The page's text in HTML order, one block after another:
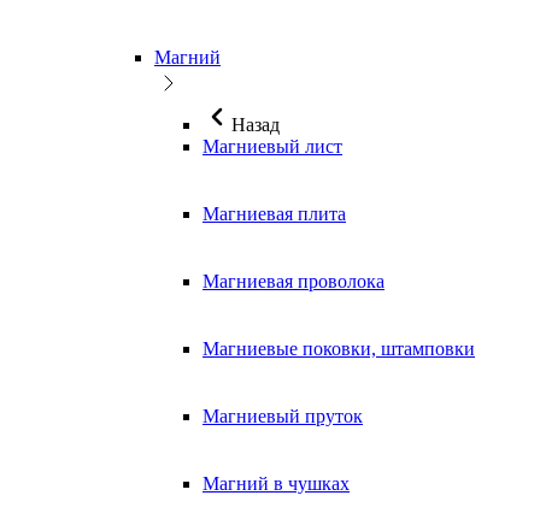
Магний
Назад
Магниевый лист
Магниевая плита
Магниевая проволока
Магниевые поковки, штамповки
Магниевый пруток
Магний в чушках